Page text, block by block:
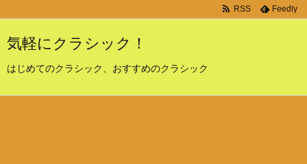
気軽にクラシック！
はじめてのクラシック、おすすめのクラシック
RSS Feedly